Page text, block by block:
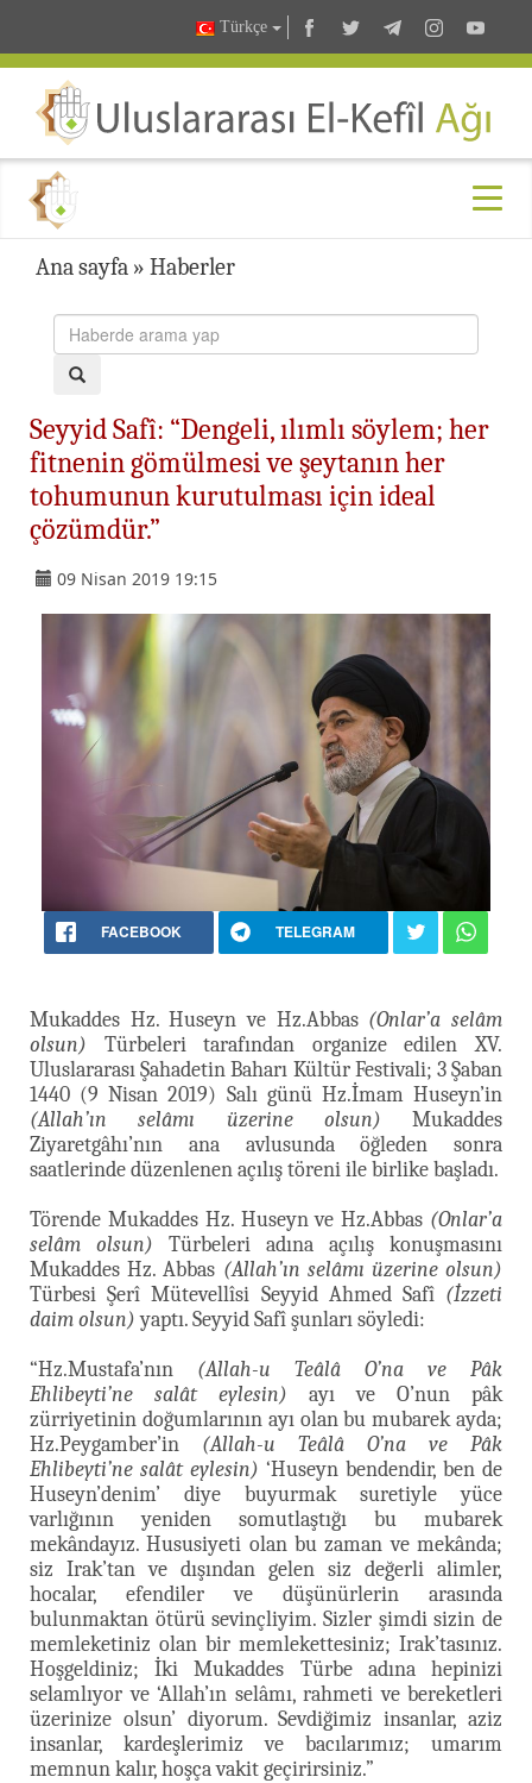
Türkçe
Ana sayfa » Haberler
Seyyid Safî: “Dengeli, ılımlı söylem; her
fitnenin gömülmesi ve şeytanın her
tohumunun kurutulması için ideal
çözümdür.”
09 Nisan 2019 19:15
FACEBOOK TELEGRAM
Mukaddes Hz. Huseyn ve Hz.Abbas (Onlar’a selâm
olsun) Türbeleri tarafından organize edilen XV.
Uluslararası Şahadetin Baharı Kültür Festivali; 3 Şaban
1440 (9 Nisan 2019) Salı günü Hz.İmam Huseyn’in
(Allah’ın selâmı üzerine olsun) Mukaddes
Ziyaretgâhı’nın ana avlusunda öğleden sonra
saatlerinde düzenlenen açılış töreni ile birlike başladı.
Törende Mukaddes Hz. Huseyn ve Hz.Abbas (Onlar’a
selâm olsun) Türbeleri adına açılış konuşmasını
Mukaddes Hz. Abbas (Allah’ın selâmı üzerine olsun)
Türbesi Şerî Mütevellîsi Seyyid Ahmed Safî (İzzeti
daim olsun)yaptı. Seyyid Safî şunları söyledi:
“Hz.Mustafa’nın (Allah-u Teâlâ O’na ve Pâk
Ehlibeyti’ne salât eylesin) ayı ve O’nun pâk
zürriyetinin doğumlarının ayı olan bu mubarek ayda;
Hz.Peygamber’in (Allah-u Teâlâ O’na ve Pâk
Ehlibeyti’ne salât eylesin) ‘Huseyn bendendir, ben de
Huseyn’denim’ diye buyurmak suretiyle yüce
varlığının yeniden somutlaştığı bu mubarek
mekândayız. Hususiyeti olan bu zaman ve mekânda;
siz Irak’tan ve dışından gelen siz değerli alimler,
hocalar, efendiler ve düşünürlerin arasında
bulunmaktan ötürü sevinçliyim. Sizler şimdi sizin de
memleketiniz olan bir memlekettesiniz; Irak’tasınız.
Hoşgeldiniz; İki Mukaddes Türbe adına hepinizi
selamlıyor ve ‘Allah’ın selâmı, rahmeti ve bereketleri
üzerinize olsun’ diyorum. Sevdiğimiz insanlar, aziz
insanlar, kardeşlerimiz ve bacılarımız; umarım
memnun kalır, hoşça vakit geçirirsiniz.”